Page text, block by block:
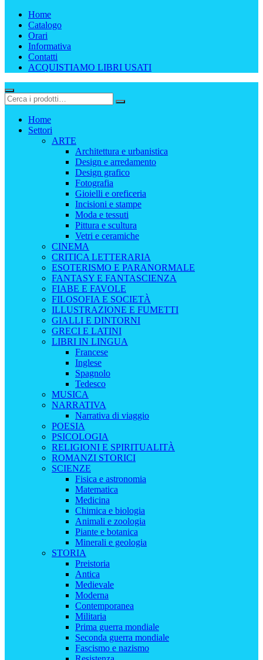
Home
Catalogo
Orari
Informativa
Contatti
ACQUISTIAMO LIBRI USATI
Home
Settori
ARTE
Architettura e urbanistica
Design e arredamento
Design grafico
Fotografia
Gioielli e oreficeria
Incisioni e stampe
Moda e tessuti
Pittura e scultura
Vetri e ceramiche
CINEMA
CRITICA LETTERARIA
ESOTERISMO E PARANORMALE
FANTASY E FANTASCIENZA
FIABE E FAVOLE
FILOSOFIA E SOCIETÀ
ILLUSTRAZIONE E FUMETTI
GIALLI E DINTORNI
GRECI E LATINI
LIBRI IN LINGUA
Francese
Inglese
Spagnolo
Tedesco
MUSICA
NARRATIVA
Narrativa di viaggio
POESIA
PSICOLOGIA
RELIGIONI E SPIRITUALITÀ
ROMANZI STORICI
SCIENZE
Fisica e astronomia
Matematica
Medicina
Chimica e biologia
Animali e zoologia
Piante e botanica
Minerali e geologia
STORIA
Preistoria
Antica
Medievale
Moderna
Contemporanea
Militaria
Prima guerra mondiale
Seconda guerra mondiale
Fascismo e nazismo